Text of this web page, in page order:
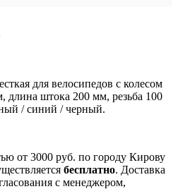
для велосипедов с колесом
длина штока 200 мм, резьба 100
/ синий / черный.
от 3000 руб. по городу Кирову
бесплатно. Доставка
с менеджером,